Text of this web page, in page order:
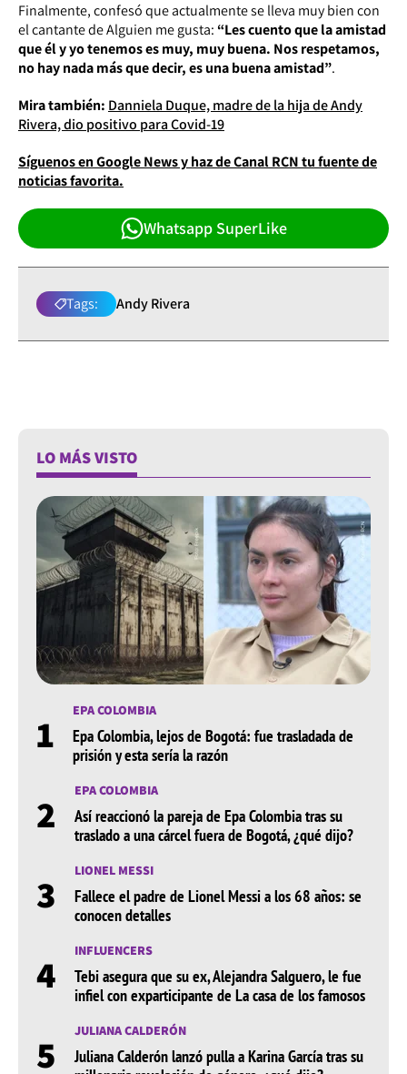
Finalmente, confesó que actualmente se lleva muy bien con
el cantante deAlguien me gusta:“Les cuento que la amistad
que él y yo tenemos es muy, muy buena. Nos respetamos,
no hay nada más que decir, es una buena amistad”.
Mira también: Danniela Duque, madre de la hija de Andy
Rivera, dio positivo para Covid-19
Síguenos en Google News y haz de Canal RCN tu fuente de
noticias favorita.
Whatsapp SuperLike
Tags: Andy Rivera
LO MÁS VISTO
1 EPA COLOMBIA
Epa Colombia, lejos de Bogotá: fue trasladada de
prisión y esta sería la razón
2 EPA COLOMBIA
Así reaccionó la pareja de Epa Colombia tras su
traslado a una cárcel fuera de Bogotá, ¿qué dijo?
3 LIONEL MESSI
Fallece el padre de Lionel Messi a los 68 años: se
conocen detalles
4 INFLUENCERS
Tebi asegura que su ex, Alejandra Salguero, le fue
infiel con exparticipante de La casa de los famosos
5 JULIANA CALDERÓN
Juliana Calderón lanzó pulla a Karina García tras su